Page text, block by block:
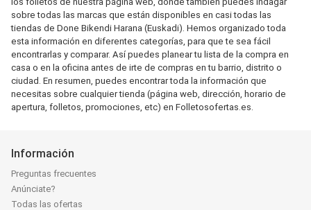
sobre todas las marcas que están disponibles en casi todas las
tiendas de Done Bikendi Harana (Euskadi). Hemos organizado toda
esta información en diferentes categorías, para que te sea fácil
encontrarlas y comparar. Así puedes planear tu lista de la compra en
casa o en la oficina antes de irte de compras en tu barrio, distrito o
ciudad. En resumen, puedes encontrar toda la información que
necesitas sobre cualquier tienda (página web, dirección, horario de
apertura, folletos, promociones, etc) en Folletosofertas.es.
Información
Preguntas frecuentes
Anúnciate?
Todas las ofertas